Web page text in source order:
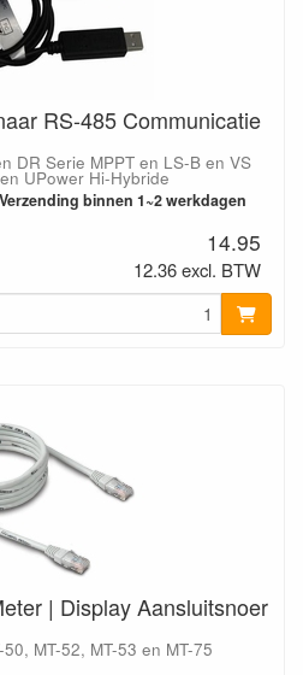
RS-485 Communicatie
DR Serie MPPT en LS-B en VS
UPower Hi-Hybride
binnen 1~2 werkdagen
14.95
12.36 excl. BTW
| Display Aansluitsnoer
MT-52, MT-53 en MT-75